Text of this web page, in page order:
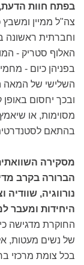
בפתח חוות
צה"ל ממיין ומשבץ
וחברתית ראשונה
האלוף סטריק -
בפניהן כיום -
ובכך יחסום
מסוימות, או
בהתאם
מסקירה
הברורה בקרב
נורווגיה,
היחידות ומעבר
החוקרת מדגישה
של נשים מעטות,
בכל צומת מרכזי